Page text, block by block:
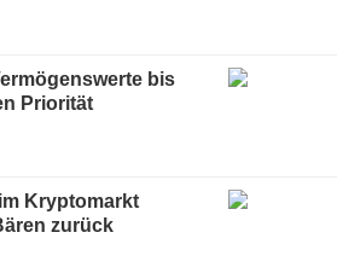
bis
Priorität
Kryptomarkt
zurück